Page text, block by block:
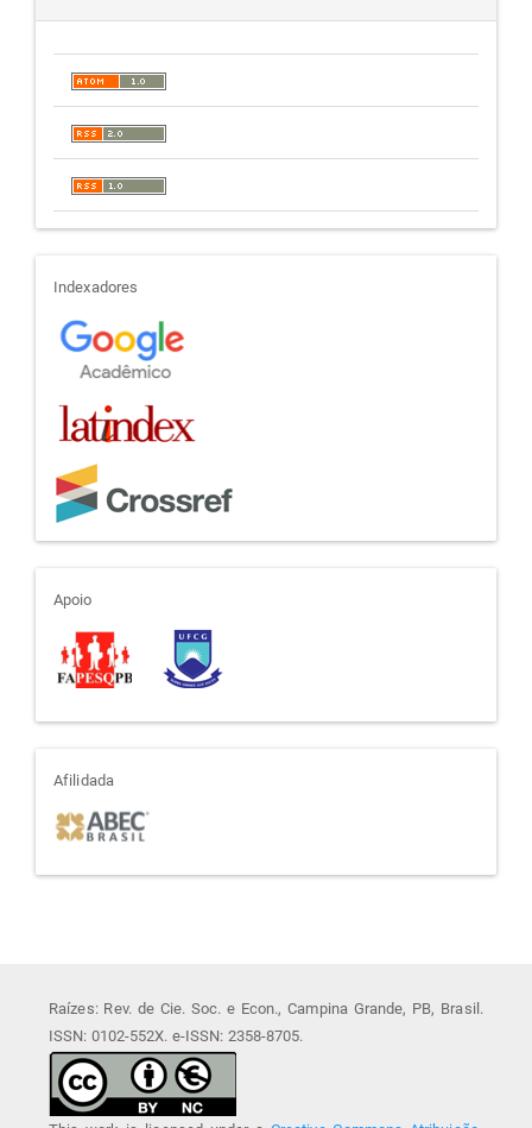
indexadores
Indexadores
apoio
Apoio
afiliada
Afilidada
Raízes: Rev. de Cie. Soc. e Econ., Campina Grande, PB, Brasil.
ISSN: 0102-552X. e-ISSN: 2358-8705.